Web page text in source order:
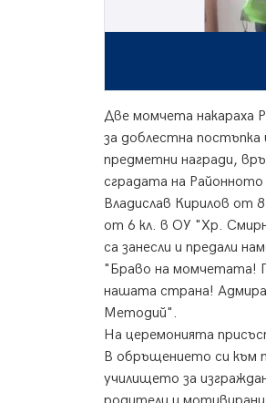
Две момчета накараха
за доблестна постъпка
предметни награди,
сградата на Районното
Владислав Кирилов от
от 6 кл. в ОУ "Хр.
са занесли и предали
"Браво на момчетата!
нашата страна!
Методий".
На церемонията
В обръщението си към
училището за